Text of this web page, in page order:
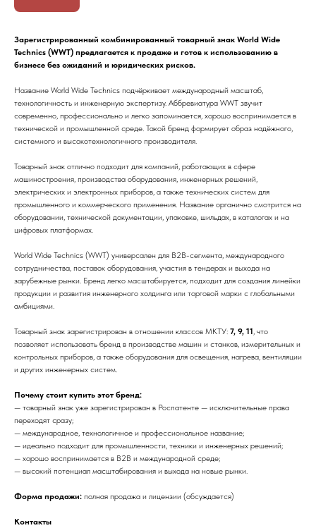
Зарегистрированный комбинированный товарный знак World Wide
Technics (WWT) предлагается к продаже и готов к использованию в
бизнесе без ожиданий и юридических рисков.
Название World Wide Technics подчёркивает международный масштаб,
технологичность и инженерную экспертизу. Аббревиатура WWT звучит
современно, профессионально и легко запоминается, хорошо воспринимается в
технической и промышленной среде. Такой бренд формирует образ надёжного,
системного и высокотехнологичного производителя.
Товарный знак отлично подходит для компаний, работающих в сфере
машиностроения, производства оборудования, инженерных решений,
электрических и электронных приборов, а также технических систем для
промышленного и коммерческого применения. Название органично смотрится на
оборудовании, технической документации, упаковке, шильдах, в каталогах и на
цифровых платформах.
World Wide Technics (WWT) универсален для B2B-сегмента, международного
сотрудничества, поставок оборудования, участия в тендерах и выхода на
зарубежные рынки. Бренд легко масштабируется, подходит для создания линейки
продукции и развития инженерного холдинга или торговой марки с глобальными
амбициями.
Товарный знак зарегистрирован в отношении классов МКТУ: 7, 9, 11, что
позволяет использовать бренд в производстве машин и станков, измерительных и
контрольных приборов, а также оборудования для освещения, нагрева, вентиляции
и других инженерных систем.
Почему стоит купить этот бренд:
— товарный знак уже зарегистрирован в Роспатенте — исключительные права
переходят сразу;
— международное, технологичное и профессиональное название;
— идеально подходит для промышленности, техники и инженерных решений;
— хорошо воспринимается в B2B и международной среде;
— высокий потенциал масштабирования и выхода на новые рынки.
Форма продажи: полная продажа и лицензии (обсуждается)
Контакты